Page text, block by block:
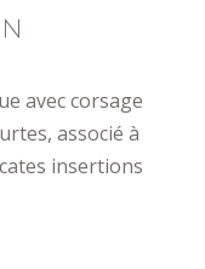
avec corsage
associé à
insertions